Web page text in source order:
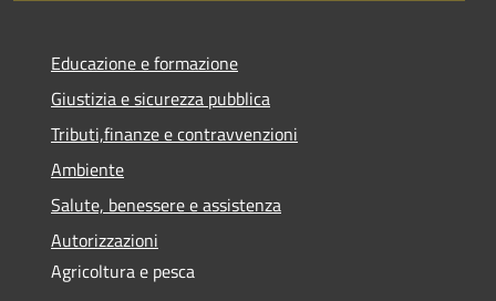
Educazione e formazione
Giustizia e sicurezza pubblica
Tributi,finanze e contravvenzioni
Ambiente
Salute, benessere e assistenza
Autorizzazioni
Agricoltura e pesca